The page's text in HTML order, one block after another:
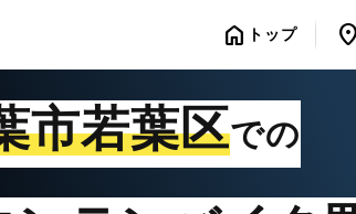
home トップ location_on
市若葉区での